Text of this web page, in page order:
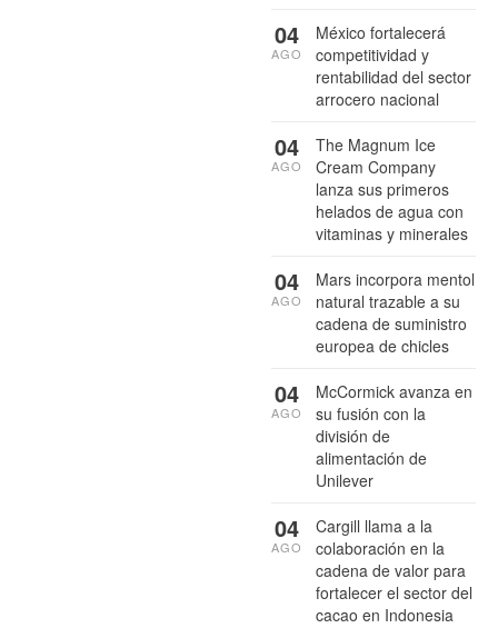
México fortalecerá
competitividad y
rentabilidad del sector
arrocero nacional
04
AGO
The Magnum Ice
Cream Company
lanza sus primeros
helados de agua con
vitaminas y minerales
04
AGO
Mars incorpora mentol
natural trazable a su
cadena de suministro
europea de chicles
04
AGO
McCormick avanza en
su fusión con la
división de
alimentación de
Unilever
04
AGO
Cargill llama a la
colaboración en la
cadena de valor para
fortalecer el sector del
cacao en Indonesia
04
AGO